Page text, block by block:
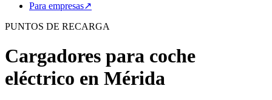
Para empresas↗
PUNTOS DE RECARGA
Cargadores para coche
eléctrico en Mérida